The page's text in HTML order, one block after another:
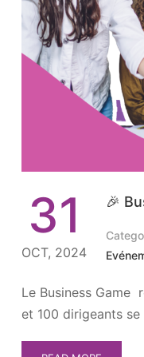
31
OCT, 2024
🎉
Le Business Game
et 100 dirigeants